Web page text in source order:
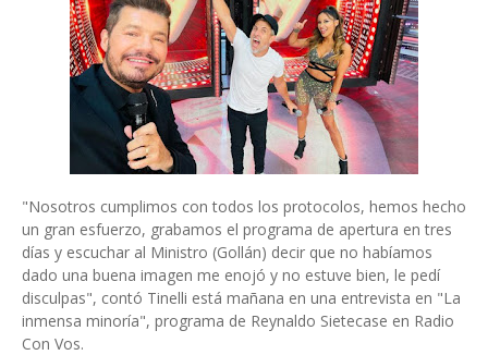
"Nosotros cumplimos con todos los protocolos, hemos hecho
un gran esfuerzo, grabamos el programa de apertura en tres
días y escuchar al Ministro (Gollán) decir que no habíamos
dado una buena imagen me enojó y no estuve bien, le pedí
disculpas", contó Tinelli está mañana en una entrevista en "La
inmensa minoría", programa de Reynaldo Sietecase en Radio
Con Vos.